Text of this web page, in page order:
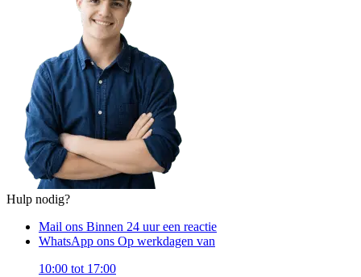
Hulp nodig?
Mail ons Binnen 24 uur een reactie
WhatsApp ons Op werkdagen van
10:00 tot 17:00